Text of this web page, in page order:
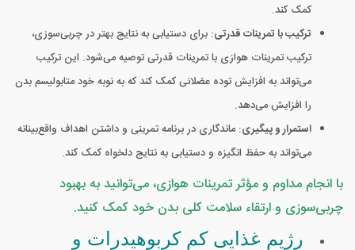
کمک کند.
ترکیب با تمرینات قدرتی: برای دستیابی به نتایج بهتر در چربی‌سوزی،
ترکیب تمرینات هوازی با تمرینات قدرتی توصیه می‌شود. این ترکیب
می‌تواند به افزایش توده عضلانی کمک کند که به نوبه خود متابولیسم بدن
را افزایش می‌دهد.
استمرار و پیگیری: ماندگاری در برنامه تمرینی و داشتن اهداف واقع‌بینانه
می‌تواند به حفظ انگیزه و دستیابی به نتایج دلخواه کمک کند.
با انجام مداوم و مؤثر تمرینات هوازی، می‌توانید به بهبود
چربی‌سوزی و ارتقاء سلامت کلی بدن خود کمک کنید.
رژیم غذایی کم کربوهیدرات و